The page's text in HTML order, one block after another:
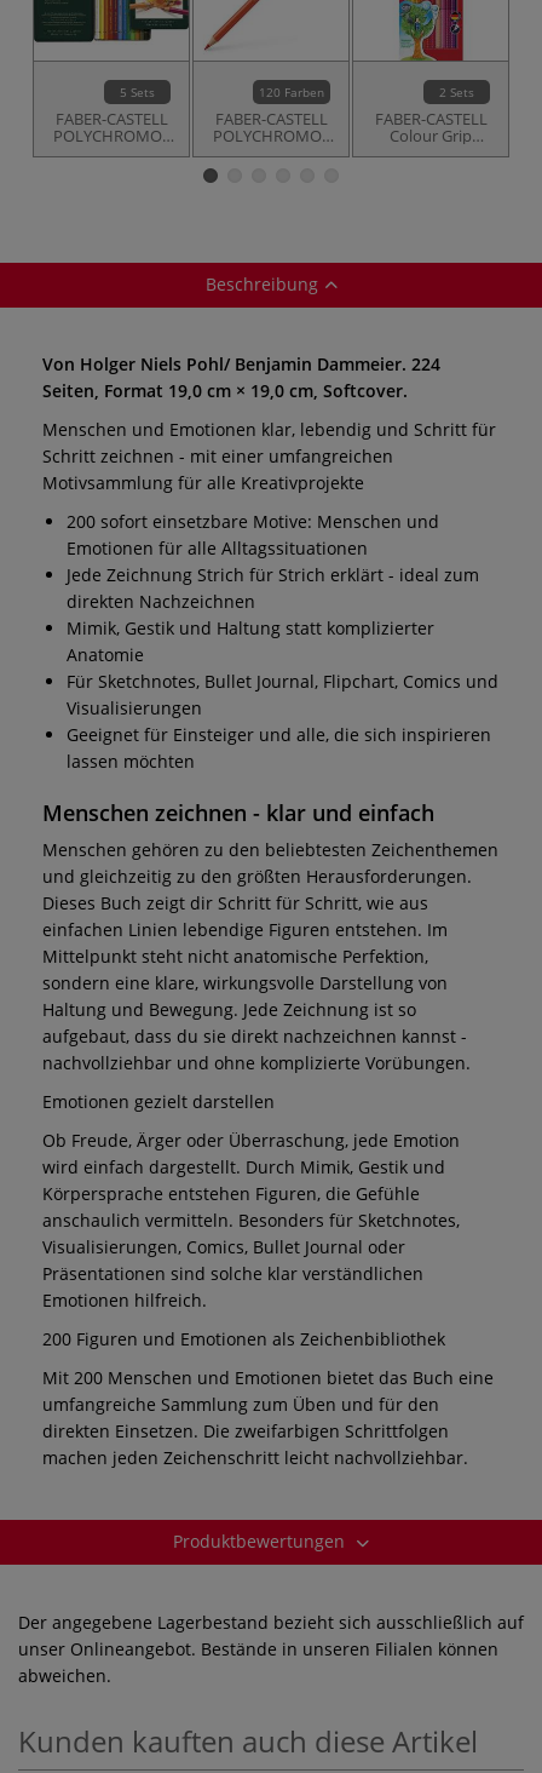
5 Sets
FABER-CASTELL
POLYCHROMOS
Künstler-
120 Farben
FABER-CASTELL
POLYCHROMOS
Künstler-
Farbstifte, einzeln
2 Sets
FABER-CASTELL
Colour Grip
Farbstifte-Sets
Beschreibung
Von Holger Niels Pohl/ Benjamin Dammeier. 224
Seiten, Format 19,0 cm × 19,0 cm, Softcover.
Menschen und Emotionen klar, lebendig und Schritt für
Schritt zeichnen - mit einer umfangreichen
Motivsammlung für alle Kreativprojekte
200 sofort einsetzbare Motive: Menschen und
Emotionen für alle Alltagssituationen
Jede Zeichnung Strich für Strich erklärt - ideal zum
direkten Nachzeichnen
Mimik, Gestik und Haltung statt komplizierter
Anatomie
Für Sketchnotes, Bullet Journal, Flipchart, Comics und
Visualisierungen
Geeignet für Einsteiger und alle, die sich inspirieren
lassen möchten
Menschen zeichnen - klar und einfach
Menschen gehören zu den beliebtesten Zeichenthemen
und gleichzeitig zu den größten Herausforderungen.
Dieses Buch zeigt dir Schritt für Schritt, wie aus
einfachen Linien lebendige Figuren entstehen. Im
Mittelpunkt steht nicht anatomische Perfektion,
sondern eine klare, wirkungsvolle Darstellung von
Haltung und Bewegung. Jede Zeichnung ist so
aufgebaut, dass du sie direkt nachzeichnen kannst -
nachvollziehbar und ohne komplizierte Vorübungen.
Emotionen gezielt darstellen
Ob Freude, Ärger oder Überraschung, jede Emotion
wird einfach dargestellt. Durch Mimik, Gestik und
Körpersprache entstehen Figuren, die Gefühle
anschaulich vermitteln. Besonders für Sketchnotes,
Visualisierungen, Comics, Bullet Journal oder
Präsentationen sind solche klar verständlichen
Emotionen hilfreich.
200 Figuren und Emotionen als Zeichenbibliothek
Mit 200 Menschen und Emotionen bietet das Buch eine
umfangreiche Sammlung zum Üben und für den
direkten Einsetzen. Die zweifarbigen Schrittfolgen
machen jeden Zeichenschritt leicht nachvollziehbar.
Produktbewertungen
Der angegebene Lagerbestand bezieht sich ausschließlich auf
unser Onlineangebot. Bestände in unseren Filialen können
abweichen.
Kunden kauften auch diese Artikel